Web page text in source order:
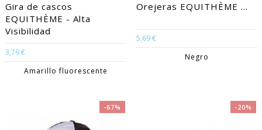
Gira de cascos
EQUITHÈME - Alta
Visibilidad
3,79 €
Amarillo fluorescente
Orejeras EQUITHÈME ...
5,69 €
Negro
-67% -20%